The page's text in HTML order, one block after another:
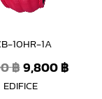
10HR-1A
฿9,800฿
EDIFICE